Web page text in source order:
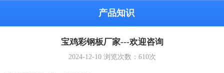
产品知识
宝鸡彩钢板厂家---欢迎咨询
2024-12-10浏览次数： 610次